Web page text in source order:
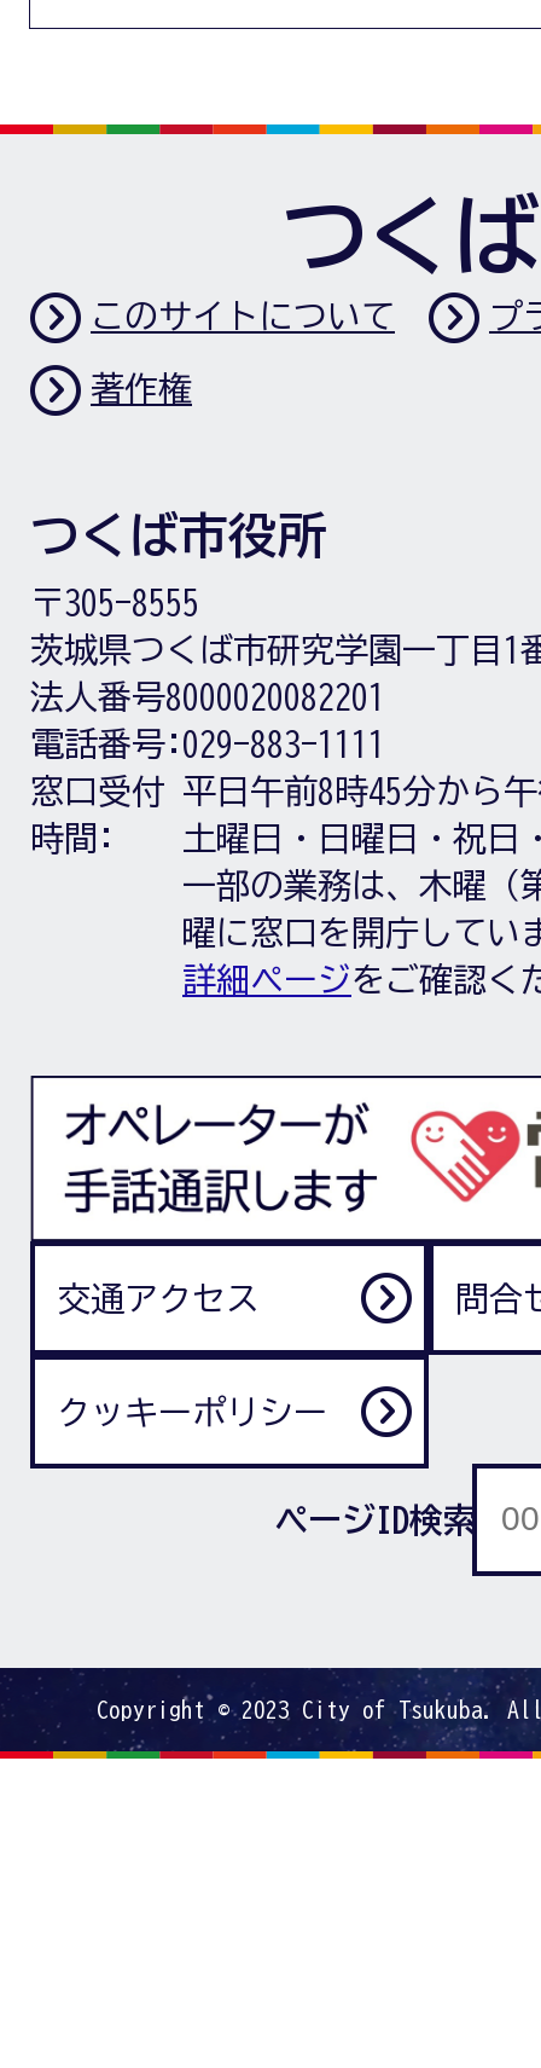
つく
このサイトについて プ
著作権
つくば市役所
〒305-8555
茨城県つくば市研究学園一丁目1
法人番号8000020082201
電話番号: 029-883-1111
窓口受付
時間:
平日午前8時45分から
土曜日・日曜日・祝日
一部の業務は、木曜（
曜に窓口を開庁してい
詳細ページをご確認く
交通アクセス 問合
クッキーポリシー
ページID検索
Copyright © 2023 City of Tsukuba.